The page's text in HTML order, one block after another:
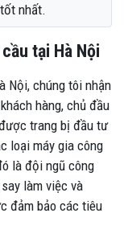
nhất.
tại Hà Nội
Nội, chúng tôi nhận
hàng, chủ đầu
trang bị đầu tư
loại máy gia công
là đội ngũ công
làm việc và
đảm bảo các tiêu